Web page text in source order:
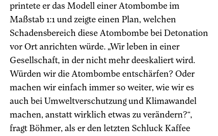
printete er das Modell einer Atombombe im
Maßstab 1:1 und zeigte einen Plan, welchen
Schadensbereich diese Atombombe bei Detonation
vor Ort anrichten würde. „Wir leben in einer
Gesellschaft, in der nicht mehr deeskaliert wird.
Würden wir die Atombombe entschärfen? Oder
machen wir einfach immer so weiter, wie wir es
auch bei Umweltverschutzung und Klimawandel
machen, anstatt wirklich etwas zu verändern?“,
fragt Böhmer, als er den letzten Schluck Kaffee